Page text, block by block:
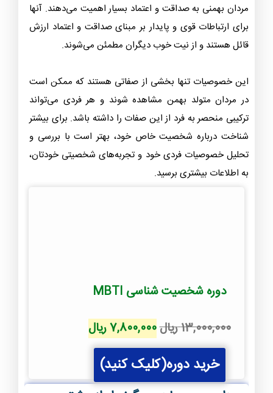
مردان بهمنی به صداقت و اعتماد بسیار اهمیت می‌دهند. آنها
برای ارتباطات قوی و پایدار بر مبنای صداقت و اعتماد ارزش
قائل هستند و از نیت خوب دیگران مطمئن می‌شوند.
این خصوصیات تنها بخشی از صفاتی هستند که ممکن است
در مردان متولد بهمن مشاهده شوند و هر فردی می‌تواند
ترکیبی منحصر به فرد از این صفات را داشته باشد. برای بیشتر
شناخت درباره شخصیت خاص خود، بهتر است با بررسی و
تحلیل خصوصیات فردی خود و تجربه‌های شخصیتی خودتان،
به اطلاعات بیشتری برسید.